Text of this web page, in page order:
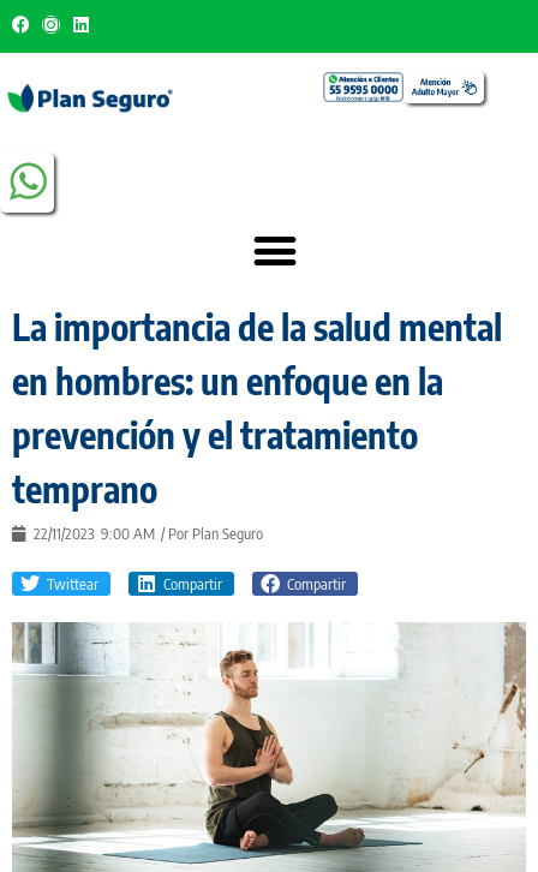
La importancia de la salud mental
en hombres: un enfoque en la
prevención y el tratamiento
temprano
22/11/2023 9:00 AM / Por Plan Seguro
Twittear Compartir Compartir